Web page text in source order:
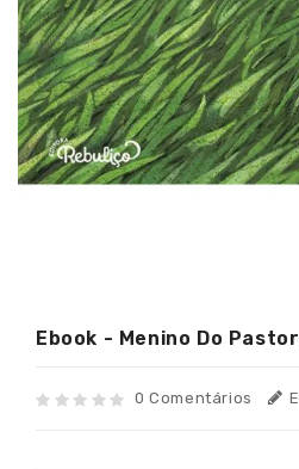
Ebook - Menino Do
0 Comentários